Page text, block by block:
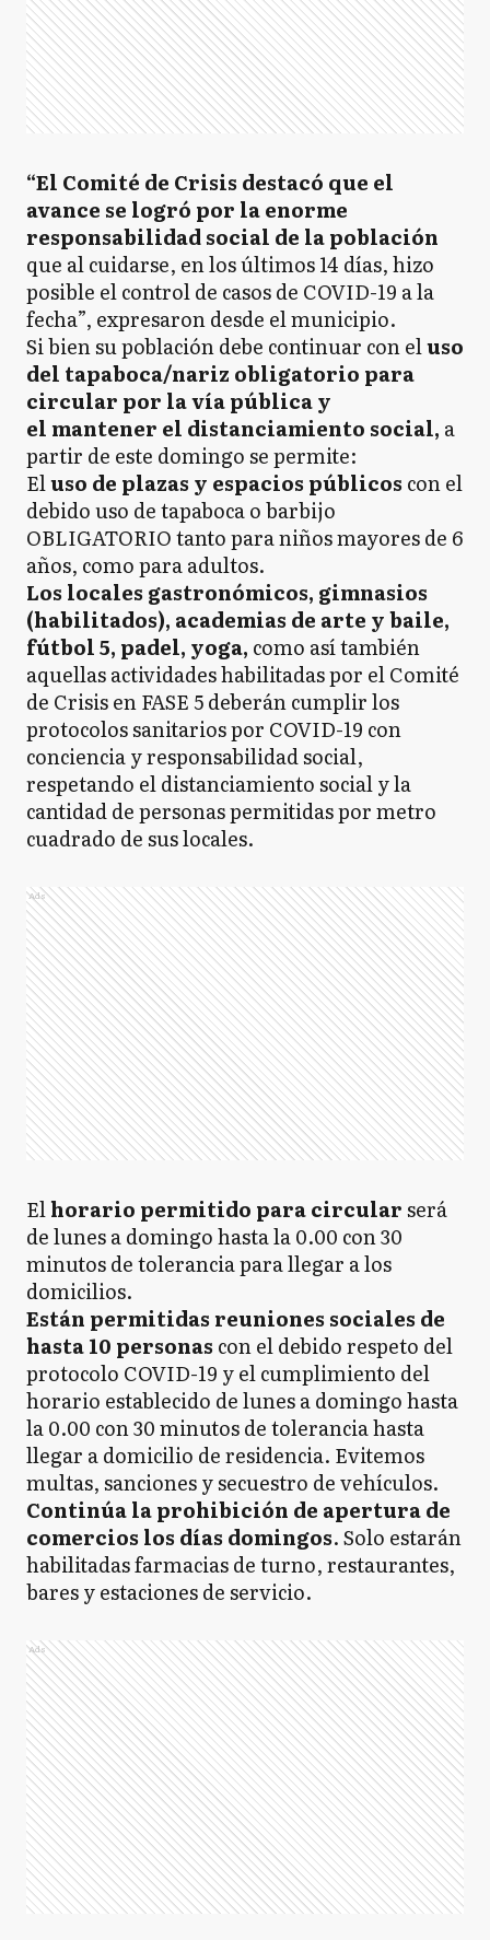
“El Comité de Crisis destacó que el
avance se logró por la enorme
responsabilidad social de la población
que al cuidarse, en los últimos 14 días, hizo
posible el control de casos de COVID-19 a la
fecha”, expresaron desde el municipio.
Si bien su población debe continuar con eluso
del tapaboca/nariz obligatorio para
circular por la vía pública y
el mantener el distanciamiento social, a
partir de este domingo se permite:
Eluso de plazas y espacios públicos con el
debido uso de tapaboca o barbijo
OBLIGATORIO tanto para niños mayores de 6
años, como para adultos.
Los locales gastronómicos, gimnasios
(habilitados), academias de arte y baile,
fútbol 5, padel, yoga, como así también
aquellas actividades habilitadas por el Comité
de Crisis en FASE 5 deberán cumplir los
protocolos sanitarios por COVID-19 con
conciencia y responsabilidad social,
respetando el distanciamiento social y la
cantidad de personas permitidas por metro
cuadrado de sus locales.
Ads
Elhorario permitido para circularserá
de lunes a domingo hasta la 0.00 con 30
minutos de tolerancia para llegar a los
domicilios.
Están permitidas reuniones sociales de
hasta 10 personas con el debido respeto del
protocolo COVID-19 y el cumplimiento del
horario establecido de lunes a domingo hasta
la 0.00 con 30 minutos de tolerancia hasta
llegar a domicilio de residencia. Evitemos
multas, sanciones y secuestro de vehículos.
Continúa la prohibición de apertura de
comercios los días domingos. Solo estarán
habilitadas farmacias de turno, restaurantes,
bares y estaciones de servicio.
Ads